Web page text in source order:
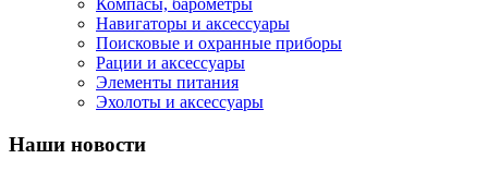
Компасы, барометры
Навигаторы и аксессуары
Поисковые и охранные приборы
Рации и аксессуары
Элементы питания
Эхолоты и аксессуары
Наши новости